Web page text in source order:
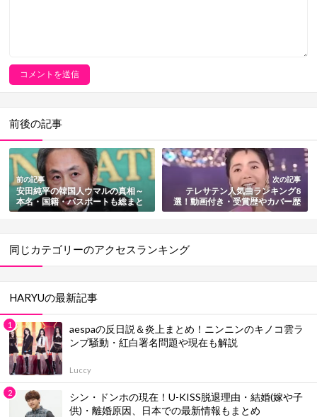
前後の記事
前の記事
安田純平の韓国人ウマルの真相～
本名・国籍・パスポートも総まと
め
次の記事
テレサテン人気曲ランキング8
選！動画付き・受賞歴やカバー歴
も紹介【台湾人気歌手】
同じカテゴリーのアクセスランキング
HARYUの最新記事
aespaの反日説＆炎上まとめ！ニンニンのキノコ雲ラ
ンプ騒動・紅白署名問題や現在も解説
Luccy
シン・ドンホの現在！U-KISS脱退理由・結婚(嫁や子
供)・離婚原因、日本での最新情報もまとめ